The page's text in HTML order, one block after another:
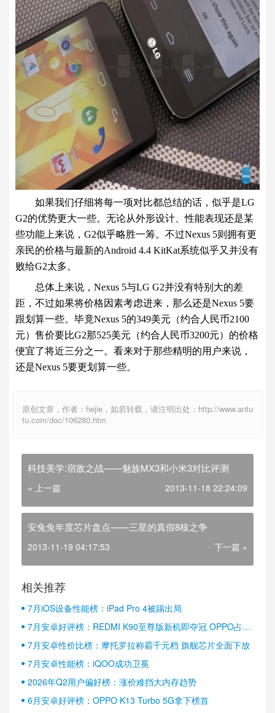
如果我们仔细将每一项对比都总结的话，似乎是LG
G2的优势更大一些。无论从外形设计、性能表现还是某
些功能上来说，G2似乎略胜一筹。不过Nexus 5则拥有更
亲民的价格与最新的Android 4.4 KitKat系统似乎又并没有
败给G2太多。
总体上来说，Nexus 5与LG G2并没有特别大的差
距，不过如果将价格因素考虑进来，那么还是Nexus 5要
跟划算一些。毕竟Nexus 5的349美元（约合人民币2100
元）售价要比G2那525美元（约合人民币3200元）的价格
便宜了将近三分之一。看来对于那些精明的用户来说，
还是Nexus 5要更划算一些。
原创文章，作者：hejie，如若转载，请注明出处：http://www.antu
tu.com/doc/106280.htm
科技美学:宿敌之战——魅族MX3和小米3对比评测
« 上一篇 2013-11-18 22:24:09
安兔兔年度芯片盘点——三星的真假8核之争
2013-11-19 04:17:53 下一篇 »
相关推荐
7月iOS设备性能榜：iPad Pro 4被踢出局
7月安卓好评榜：REDMI K90至尊版新机即夺冠 OPPO占据
半壁江山
7月安卓性价比榜：摩托罗拉称霸千元档 旗舰芯片全面下放
7月安卓性能榜：iQOO成功卫冕
2026年Q2用户偏好榜：涨价难挡大内存趋势
6月安卓好评榜：OPPO K13 Turbo 5G拿下榜首